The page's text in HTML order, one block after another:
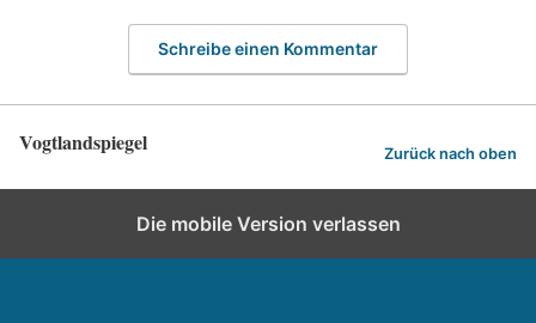
Schreibe einen Kommentar
Vogtlandspiegel Zurück nach oben
Die mobile Version verlassen